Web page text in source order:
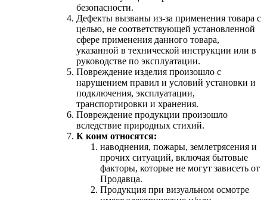
безопасности.
Дефекты вызваны из-за применения товара с
целью, не соответствующей установленной
сфере применения данного товара,
указанной в технической инструкции или в
руководстве по эксплуатации.
Повреждение изделия произошло с
нарушением правил и условий установки и
подключения, эксплуатации,
транспортировки и хранения.
Повреждение продукции произошло
вследствие природных стихий.
К коим относятся:
наводнения, пожары, землетрясения и
прочих ситуаций, включая бытовые
факторы, которые не могут зависеть от
Продавца.
Продукция при визуальном осмотре